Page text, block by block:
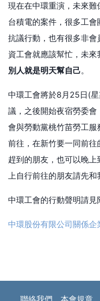
現在在中環重演，未來
台積電的案件，很多工
抗議行動，也有很多非
資工會就應該幫忙，未來
別人就是明天幫自己。
中環工會將於8月25日(
議，之後開始夜宿勞委
會與勞動黨桃竹苗勞工
前往，在新竹要一同前
趕到的朋友，也可以晚
上自行前往的朋友請先和
中環工會的行動聲明請見
中環股份有限公司關係